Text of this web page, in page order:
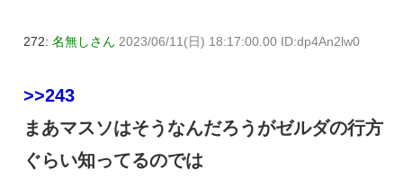
272: 名無しさん 2023/06/11(日) 18:17:00.00 ID:dp4An2lw0
>>243
まあマスソはそうなんだろうがゼルダの行方
ぐらい知ってるのでは